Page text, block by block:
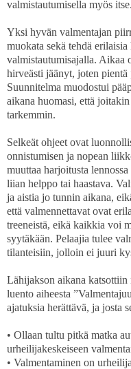
valmistautumisella myös itse.
Yksi hyvän valmentajan
muokata sekä tehdä
valmistautumisajalla. Aikaa
hirveästi jäänyt, joten
Suunnitelma muodostui
aikana huomasi, että
tarkemmin.
Selkeät ohjeet ovat
onnistumisen ja nopean
muuttaa harjoitusta
liian helppo tai haastava.
ja aistia jo tunnin aikana,
että valmennettavat ovat
treeneistä, eikä kaikkia voi
syytäkään. Pelaajia tulee
tilanteisiin, jolloin ei juuri
Lähijakson aikana katsottiin
luento aiheesta
ajatuksia herättävä, ja josta
• Ollaan tultu pitkä matka
urheilijakeskeiseen
• Valmentaminen on